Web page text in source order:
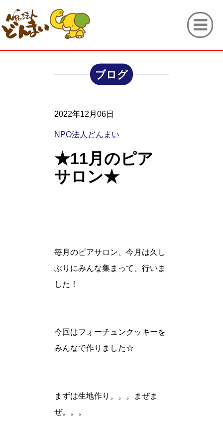
ブログ
2022年12月06日
NPO法人どんまい
★11月のピア
サロン★
毎月のピアサロン、今月は久し
ぶりにみんな集まって、行いま
した！
今回はフォーチュンクッキーを
みんなで作りました☆
まずは生地作り。。。まぜま
ぜ。。。